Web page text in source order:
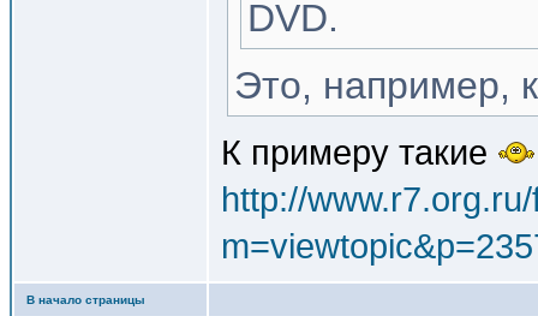
DVD.
Это, например,
К примеру такие
http://
В начало страницы